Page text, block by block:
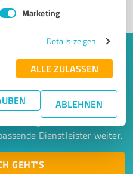
Marketing
Details zeigen
ALLE ZULASSEN
ABLEHNEN
und E-
empfangen!
Experten in Ihrer
Anliegen aus einem
Dienstleister weiter.
GEHT'S